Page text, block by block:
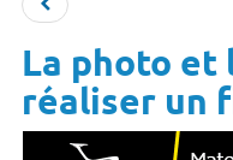
La photo et
réaliser un